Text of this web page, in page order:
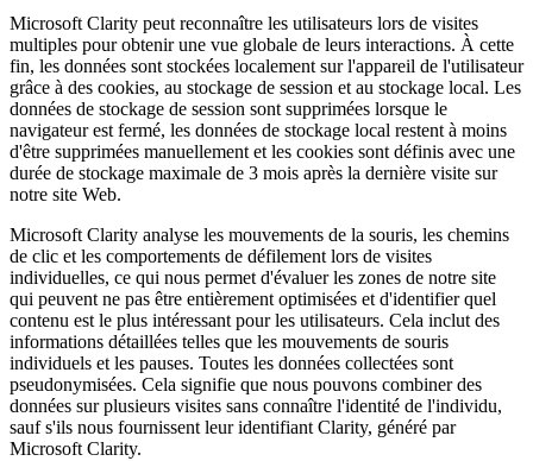
Microsoft Clarity peut reconnaître les utilisateurs lors de visites
multiples pour obtenir une vue globale de leurs interactions. À cette
fin, les données sont stockées localement sur l'appareil de l'utilisateur
grâce à des cookies, au stockage de session et au stockage local. Les
données de stockage de session sont supprimées lorsque le
navigateur est fermé, les données de stockage local restent à moins
d'être supprimées manuellement et les cookies sont définis avec une
durée de stockage maximale de 3 mois après la dernière visite sur
notre site Web.
Microsoft Clarity analyse les mouvements de la souris, les chemins
de clic et les comportements de défilement lors de visites
individuelles, ce qui nous permet d'évaluer les zones de notre site
qui peuvent ne pas être entièrement optimisées et d'identifier quel
contenu est le plus intéressant pour les utilisateurs. Cela inclut des
informations détaillées telles que les mouvements de souris
individuels et les pauses. Toutes les données collectées sont
pseudonymisées. Cela signifie que nous pouvons combiner des
données sur plusieurs visites sans connaître l'identité de l'individu,
sauf s'ils nous fournissent leur identifiant Clarity, généré par
Microsoft Clarity.